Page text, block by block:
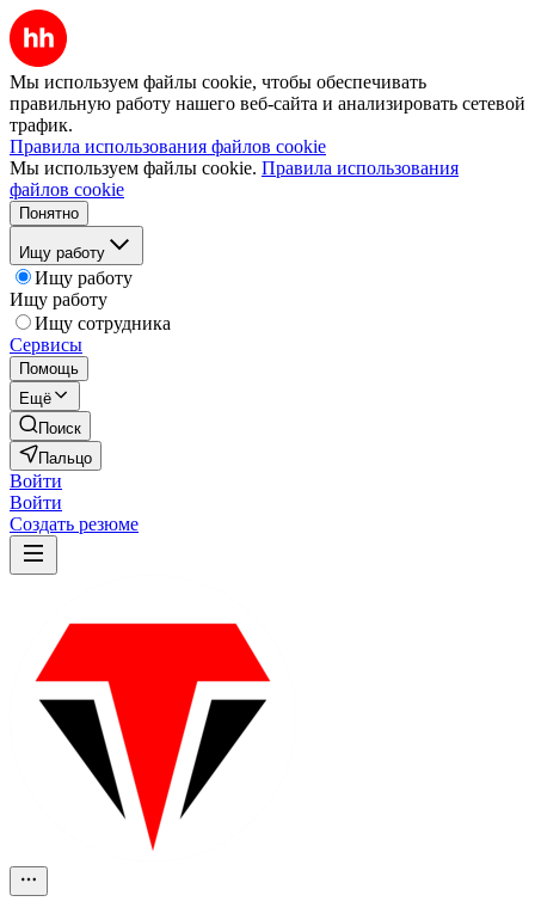
Мы используем файлы cookie, чтобы обеспечивать
правильную работу нашего веб-сайта и анализировать сетевой
трафик.
Правила использования файлов cookie
Мы используем файлы cookie. Правила использования
файлов cookie
Понятно
Ищу работу
Ищу работу
Ищу работу
Ищу сотрудника
Сервисы
Помощь
Ещё
Поиск
Пальцо
Войти
Войти
Создать резюме